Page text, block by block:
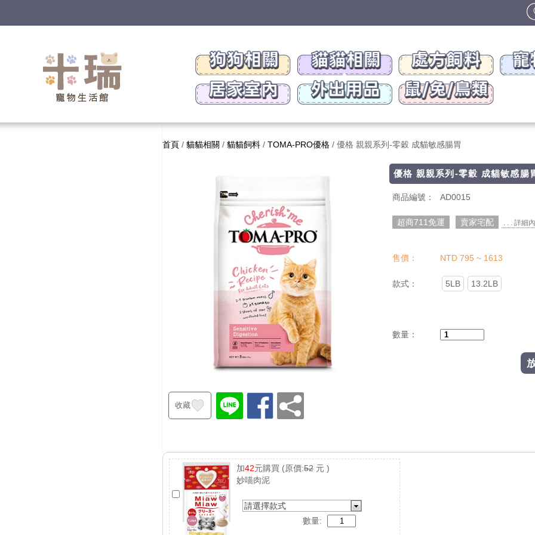
首頁 / 貓貓相關 / 貓貓飼料 / TOMA-PRO優格 / 優格 親親系列-零穀 成貓敏感腸胃
收藏
優格 親親系列-零穀 成貓敏感腸
商品編號： AD0015
超商711免運 賣家宅配 . . . 詳細
售價： NTD 795 ~ 1613
款式： 5LB 13.2LB
數量：
加42元購買 (原價:52 元 )
妙喵肉泥
請選擇款式
數量: